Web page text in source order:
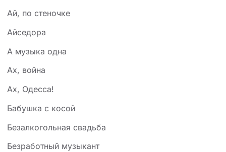
Ай, по стеночке
Айседора
А музыка одна
Ах, война
Ах, Одесса!
Бабушка с косой
Безалкогольная свадьба
Безработный музыкант